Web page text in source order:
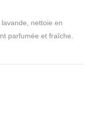
lavande, nettoie en
parfumée et fraîche.